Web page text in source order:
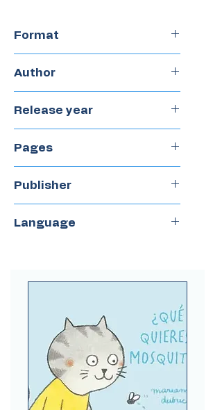
Format
Author
Release year
Pages
Publisher
Language